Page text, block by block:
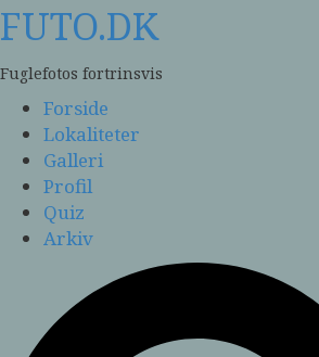
Skip
to
content
FUTO.DK
Fuglefotos fortrinsvis
Forside
Lokaliteter
Galleri
Profil
Quiz
Arkiv